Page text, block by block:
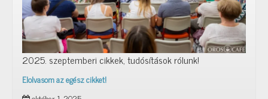
2025. szeptemberi cikkek, tudósítások rólunk!
Elolvasom az egész cikket!
Rólunk